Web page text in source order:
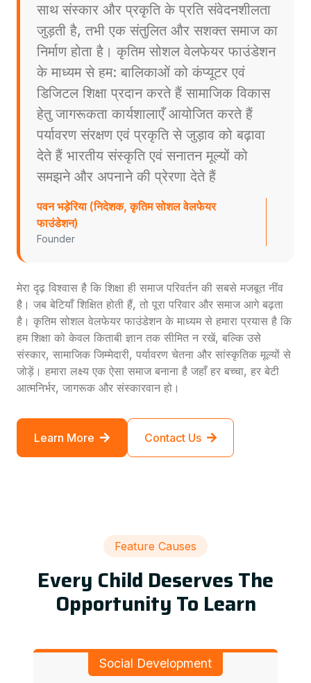
साथ संस्कार और प्रकृति के प्रति संवेदनशीलता
जुड़ती है, तभी एक संतुलित और सशक्त समाज का
निर्माण होता है। कृतिम सोशल वेलफेयर फाउंडेशन
के माध्यम से हम: बालिकाओं को कंप्यूटर एवं
डिजिटल शिक्षा प्रदान करते हैं सामाजिक विकास
हेतु जागरूकता कार्यशालाएँ आयोजित करते हैं
पर्यावरण संरक्षण एवं प्रकृति से जुड़ाव को बढ़ावा
देते हैं भारतीय संस्कृति एवं सनातन मूल्यों को
समझने और अपनाने की प्रेरणा देते हैं
पवन भड़ेरिया (निदेशक, कृतिम सोशल वेलफेयर
फाउंडेशन)
Founder
मेरा दृढ़ विश्वास है कि शिक्षा ही समाज परिवर्तन की सबसे मजबूत नींव
है। जब बेटियाँ शिक्षित होती हैं, तो पूरा परिवार और समाज आगे बढ़ता
है। कृतिम सोशल वेलफेयर फाउंडेशन के माध्यम से हमारा प्रयास है कि
हम शिक्षा को केवल किताबी ज्ञान तक सीमित न रखें, बल्कि उसे
संस्कार, सामाजिक जिम्मेदारी, पर्यावरण चेतना और सांस्कृतिक मूल्यों से
जोड़ें। हमारा लक्ष्य एक ऐसा समाज बनाना है जहाँ हर बच्चा, हर बेटी
आत्मनिर्भर, जागरूक और संस्कारवान हो।
Learn More Contact Us
Feature Causes
Every Child Deserves The
Opportunity To Learn
Social Development